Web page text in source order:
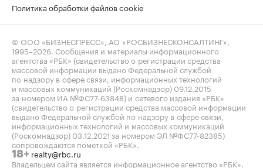
Политика обработки файлов cookie
© ООО «БИЗНЕСПРЕСС», АО «РОСБИЗНЕСКОНСАЛТИНГ»,
1995–2026 . Сообщения и материалы информационного
агентства «РБК» (свидетельство о регистрации средства
массовой информации выдано Федеральной службой
по надзору в сфере связи, информационных технологий
и массовых коммуникаций (Роскомнадзор) 09.12.2015
за номером ИА №ФС77-63848) и сетевого издания «РБК»
(свидетельство о регистрации средства массовой информации
выдано Федеральной службой по надзору в сфере связи,
информационных технологий и массовых коммуникаций
(Роскомнадзор) 03.12.2021 за номером ЭЛ №ФС77-82385)
сопровождаются пометкой «РБК».
18+ realty@rbc.ru
Владельцем сайта является информационное агентство «РБК».